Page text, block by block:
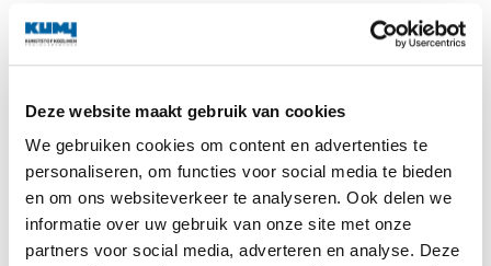
Deze website maakt gebruik van cookies
We gebruiken cookies om content en advertenties te
personaliseren, om functies voor social media te bieden
en om ons websiteverkeer te analyseren. Ook delen we
informatie over uw gebruik van onze site met onze
partners voor social media, adverteren en analyse. Deze
ruimtes, de werkplekken, TSH Collab en het in-
house restaurant ‘The Commons’ zijn ontworpen
mogelijk duurzame en makkelijk te recyclen
materialen gebruikt, zoals gerecyclede plastic
wandelementen.
Wij hebben onze K-VISION Classic kozijnen
geleverd bij Byldis in Veldhoven. Daar zijn de